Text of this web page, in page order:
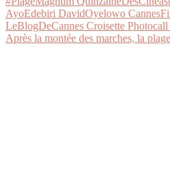
Après la montée des marches, la